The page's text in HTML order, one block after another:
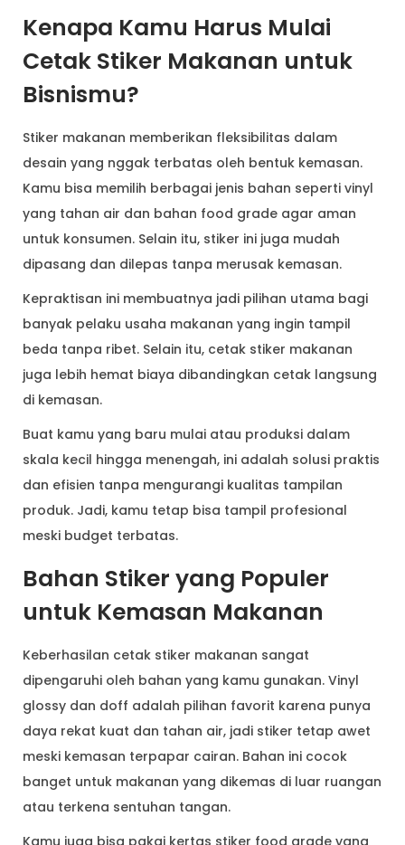
Kenapa Kamu Harus Mulai
Cetak Stiker Makanan untuk
Bisnismu?
Stiker makanan memberikan fleksibilitas dalam
desain yang nggak terbatas oleh bentuk kemasan.
Kamu bisa memilih berbagai jenis bahan seperti vinyl
yang tahan air dan bahan food grade agar aman
untuk konsumen. Selain itu, stiker ini juga mudah
dipasang dan dilepas tanpa merusak kemasan.
Kepraktisan ini membuatnya jadi pilihan utama bagi
banyak pelaku usaha makanan yang ingin tampil
beda tanpa ribet. Selain itu, cetak stiker makanan
juga lebih hemat biaya dibandingkan cetak langsung
di kemasan.
Buat kamu yang baru mulai atau produksi dalam
skala kecil hingga menengah, ini adalah solusi praktis
dan efisien tanpa mengurangi kualitas tampilan
produk. Jadi, kamu tetap bisa tampil profesional
meski budget terbatas.
Bahan Stiker yang Populer
untuk Kemasan Makanan
Keberhasilan cetak stiker makanan sangat
dipengaruhi oleh bahan yang kamu gunakan. Vinyl
glossy dan doff adalah pilihan favorit karena punya
daya rekat kuat dan tahan air, jadi stiker tetap awet
meski kemasan terpapar cairan. Bahan ini cocok
banget untuk makanan yang dikemas di luar ruangan
atau terkena sentuhan tangan.